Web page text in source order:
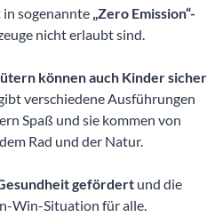
sogenannte „Zero Emission“-
nicht erlaubt sind.
können auch Kinder sicher
gibt verschiedene Ausführungen
Spaß und sie kommen von
Rad und der Natur.
gefördert und die
Win-Situation für alle.